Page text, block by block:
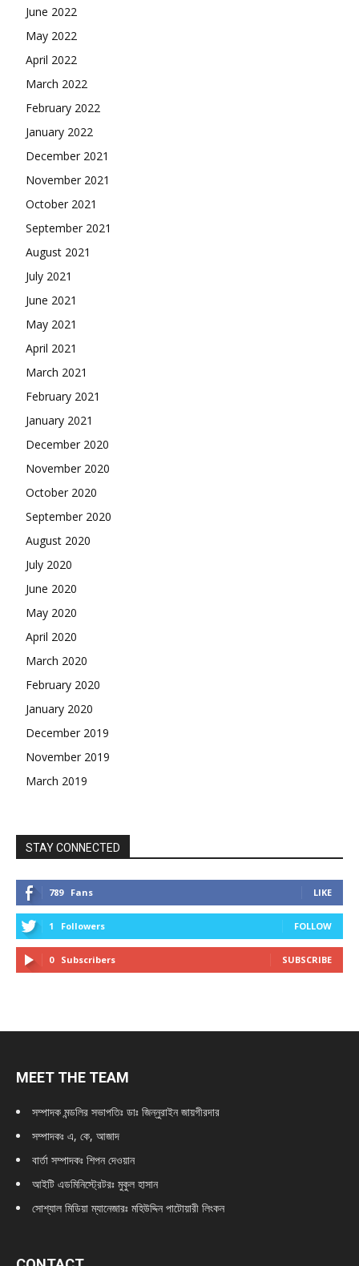
June 2022
May 2022
April 2022
March 2022
February 2022
January 2022
December 2021
November 2021
October 2021
September 2021
August 2021
July 2021
June 2021
May 2021
April 2021
March 2021
February 2021
January 2021
December 2020
November 2020
October 2020
September 2020
August 2020
July 2020
June 2020
May 2020
April 2020
March 2020
February 2020
January 2020
December 2019
November 2019
March 2019
STAY CONNECTED
789 Fans LIKE
1 Followers FOLLOW
0 Subscribers SUBSCRIBE
MEET THE TEAM
সম্পাদক মন্ডলির সভাপতিঃ ডাঃ জিন্নুরাইন জায়গীরদার
সম্পাদকঃ এ, কে, আজাদ
বার্তা সম্পাদকঃ শিপন দেওয়ান
আইটি এডমিনিস্ট্রেটরঃ মুকুল হাসান
সোশ্যাল মিডিয়া ম্যানেজারঃ মহিউদ্দিন পাটোয়ারী লিংকন